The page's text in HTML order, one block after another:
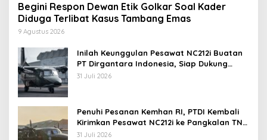
Begini Respon Dewan Etik Golkar Soal Kader
Diduga Terlibat Kasus Tambang Emas
9 Agustus 2026
Inilah Keunggulan Pesawat NC212i Buatan
PT Dirgantara Indonesia, Siap Dukung
Berbagai Operasi TNI
31 Juli 2026
Penuhi Pesanan Kemhan RI, PTDI Kembali
Kirimkan Pesawat NC212i ke Pangkalan TNI
AU
31 Juli 2026